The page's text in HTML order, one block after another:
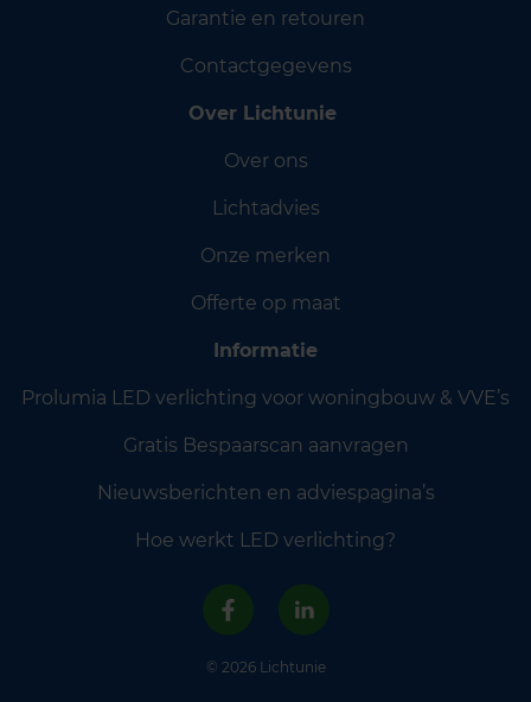
Garantie en retouren
Contactgegevens
Over Lichtunie
Over ons
Lichtadvies
Onze merken
Offerte op maat
Informatie
Prolumia LED verlichting voor woningbouw & VVE’s
Gratis Bespaarscan aanvragen
Nieuwsberichten en adviespagina’s
Hoe werkt LED verlichting?
© 2026 Lichtunie